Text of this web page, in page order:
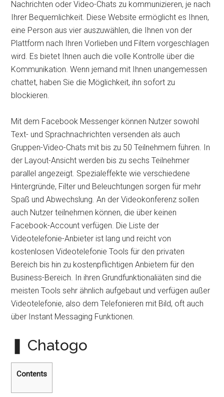
Nachrichten oder Video-Chats zu kommunizieren, je nach
Ihrer Bequemlichkeit. Diese Website ermöglicht es Ihnen,
eine Person aus vier auszuwählen, die Ihnen von der
Plattform nach Ihren Vorlieben und Filtern vorgeschlagen
wird. Es bietet Ihnen auch die volle Kontrolle über die
Kommunikation. Wenn jemand mit Ihnen unangemessen
chattet, haben Sie die Möglichkeit, ihn sofort zu
blockieren.
Mit dem Facebook Messenger können Nutzer sowohl
Text- und Sprachnachrichten versenden als auch
Gruppen-Video-Chats mit bis zu 50 Teilnehmern führen. In
der Layout-Ansicht werden bis zu sechs Teilnehmer
parallel angezeigt. Spezialeffekte wie verschiedene
Hintergründe, Filter und Beleuchtungen sorgen für mehr
Spaß und Abwechslung. An der Videokonferenz sollen
auch Nutzer teilnehmen können, die über keinen
Facebook-Account verfügen. Die Liste der
Videotelefonie-Anbieter ist lang und reicht von
kostenlosen Videotelefonie Tools für den privaten
Bereich bis hin zu kostenpflichtigen Anbietern für den
Business-Bereich. In ihren Grundfunktionaliäten sind die
meisten Tools sehr ähnlich aufgebaut und verfügen außer
Videotelefonie, also dem Telefonieren mit Bild, oft auch
über Instant Messaging Funktionen.
❚ Chatogo
Contents